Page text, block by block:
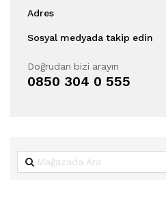
Adres
Sosyal medyada takip edin
Doğrudan bizi arayın
0850 304 0 555